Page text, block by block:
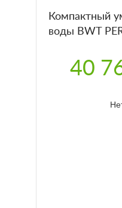
Компактный
воды BWT
40